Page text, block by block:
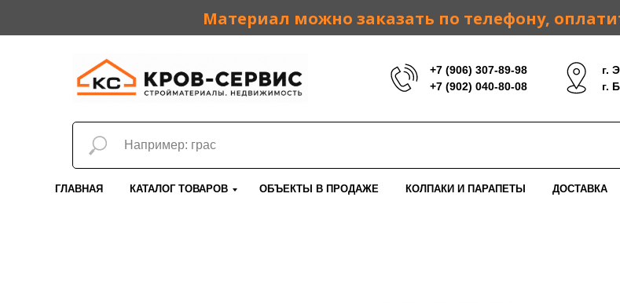
Материал можно заказать по телефону,
+7 (906) 307-89-98
+7 (902) 040-80-08
г.
г.
ГЛАВНАЯ КАТАЛОГ ТОВАРОВ ОБЪЕКТЫ В ПРОДАЖЕ КОЛПАКИ И ПАРАПЕТЫ ДОСТАВКА